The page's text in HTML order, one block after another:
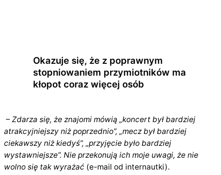
Okazuje się, że z poprawnym
stopniowaniem przymiotników ma
kłopot coraz więcej osób
– Zdarza się, że znajomi mówią „koncert był bardziej
atrakcyjniejszy niż poprzednio”, „mecz był bardziej
ciekawszy niż kiedyś”, „przyjęcie było bardziej
wystawniejsze”. Nie przekonują ich moje uwagi, że nie
wolno się tak wyrażać (e-mail od internautki).